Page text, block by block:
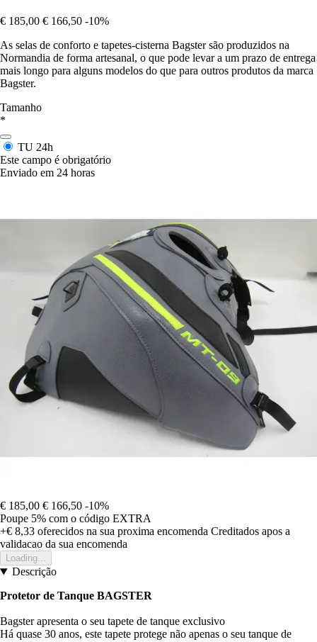
€ 185,00 € 166,50 -10%
As selas de conforto e tapetes-cisterna Bagster são produzidos na
Normandia de forma artesanal, o que pode levar a um prazo de entrega
mais longo para alguns modelos do que para outros produtos da marca
Bagster.
Tamanho
*
TU 24h
Este campo é obrigatório
Enviado em 24 horas
€ 185,00 € 166,50 -10%
Poupe 5% com o código EXTRA
+€ 8,33 oferecidos na sua proxima encomenda Creditados apos a
validacao da sua encomenda
Loading...
Descrição
Protetor de Tanque BAGSTER
Bagster apresenta o seu tapete de tanque exclusivo
Há quase 30 anos, este tapete protege não apenas o seu tanque de